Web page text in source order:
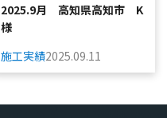
2025.9月 高知県高知市 K
様
施工実績2025.09.11